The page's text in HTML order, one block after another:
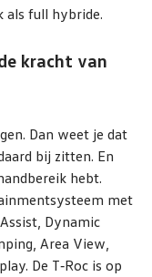
als full hybride.
kracht van
Dan weet je dat
bij zitten. En
hebt.
met
Dynamic
Area View,
De T‑Roc is op